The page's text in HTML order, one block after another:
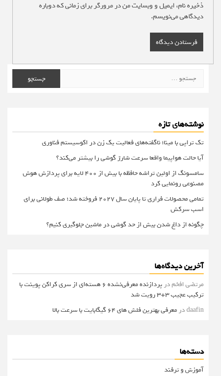
ذخیره نام، ایمیل و وبسایت من در مرورگر برای زمانی که دوباره
دیدگاهی می‌نویسم.
برای:
نوشته‌های تازه
تک تراپی با مینا؛ ناگفته‌های فعالیت یک زن در اکوسیستم فناوری
آیا حالت هواپیما واقعا سرعت شارژ گوشی را بیشتر می‌کند؟
سامسونگ از اولین تراشه حافظه با بیش از ۴۰۰ لایه برای پردازش هوش
مصنوعی رونمایی کرد
تمامی محصولات فراری تا پایان سال ۲۰۲۷ فروخته شد؛ صف طولانی برای
اسب سرکش
چگونه از داغ شدن بیش از حد گوشی در ماشین جلوگیری کنیم؟
آخرین دیدگاه‌ها
مرتضی افخمدر
پردازنده معرفی‌نشده 6 هسته‌ای از سری کراکن پوینت با
ترکیب عجیب 3+3 رویت شد
daafinدرمعرفی بهترین فلش های 64 گیگابایت با سرعت بالا
دسته‌ها
آموزش و ترفند